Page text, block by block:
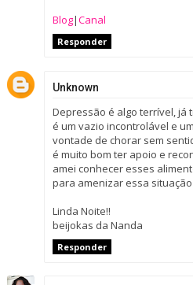
Blog|Canal
Responder
Unknown
Depressão é algo terrível, já
é um vazio incontrolável e
vontade de chorar sem
é muito bom ter apoio e
amei conhecer esses
para amenizar essa situação
Linda Noite!!
beijokas da Nanda
Responder